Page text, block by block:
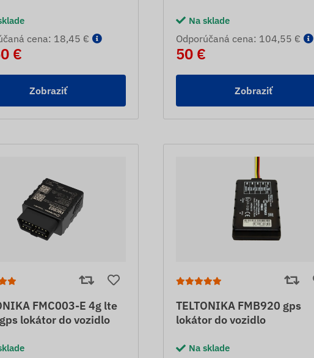
cena: 18,45 €
€
Zobraziť
Na sklade
Odporúčaná cena: 104,55 €
50 €
Zobraziť
FMC003-E 4g lte
lokátor do vozidlo
TELTONIKA FMB920 gps
lokátor do vozidlo
Na sklade